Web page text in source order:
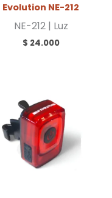
Evolution NE-212
NE-212 | Luz
$ 24.000